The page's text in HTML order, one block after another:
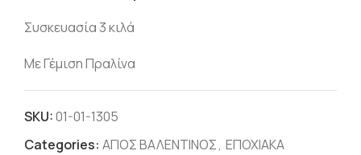
Συσκευασία 3 κιλά
Με Γέμιση Πραλίνα
SKU:01-01-1305
Categories: ΑΓΙΟΣ ΒΑΛΕΝΤΙΝΟΣ, ΕΠΟΧΙΑΚΑ